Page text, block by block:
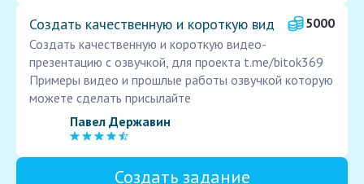
Создать качественную и короткую вид
5000
Создать качественную и короткую видео-
презентацию с озвучкой, для проекта t.me/bitok369
Примеры видео и прошлые работы озвучкой которую
можете сделать присылайте
Павел Державин
Создать задание